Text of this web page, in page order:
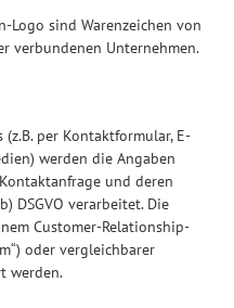
Logo sind Warenzeichen von
verbundenen Unternehmen.
per Kontaktformular, E-
werden die Angaben
und deren
DSGVO verarbeitet. Die
Customer-Relationship-
oder vergleichbarer
werden.